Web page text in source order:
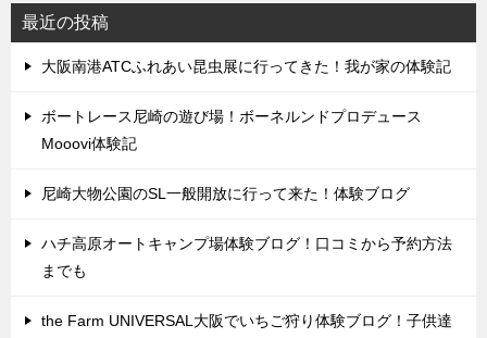
最近の投稿
大阪南港ATCふれあい昆虫展に行ってきた！我が家の体験記
ボートレース尼崎の遊び場！ボーネルンドプロデュース
Mooovi体験記
尼崎大物公園のSL一般開放に行って来た！体験ブログ
ハチ高原オートキャンプ場体験ブログ！口コミから予約方法
までも
the Farm UNIVERSAL大阪でいちご狩り体験ブログ！子供達